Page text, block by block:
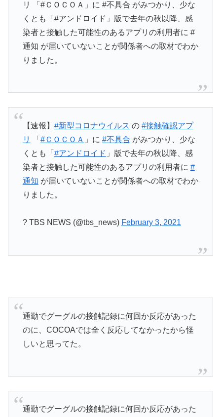
リ 「#ＣＯＣＯＡ」に #不具合 がみつかり、少な
くとも「#アンドロイド」版で去年の秋以降、感
染者と接触した可能性のあるアプリの利用者に #
通知 が届いていないことが関係者への取材でわか
りました。
【速報】 #新型コロナウイルス の #接触確認アプ
リ
「 #ＣＯＣＯＡ 」に #不具合 がみつかり、少な
くとも「 #アンドロイド 」版で去年の秋以降、感
染者と接触した可能性のあるアプリの利用者に #
通知 が届いていないことが関係者への取材でわか
りました。
? TBS NEWS (@tbs_news) February 3, 2021
通勤でグーグルの接触記録に何回か反応があった
のに、COCOAでは全く反応してなかったから怪
しいと思ってた。
通勤でグーグルの接触記録に何回か反応があった